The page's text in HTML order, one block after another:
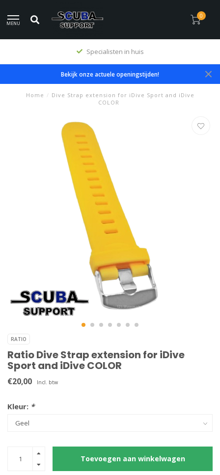
MENU
0
Specialisten in huis
Bekijk onze actuele openingstijden!
Home / Dive Strap extension for iDive Sport and iDive
COLOR
RATIO
Ratio Dive Strap extension for iDive
Sport and iDive COLOR
€20,00 Incl. btw
Kleur: *
Toevoegen aan winkelwagen